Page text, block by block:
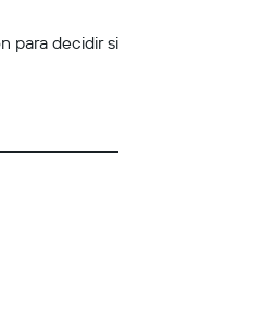
para decidir si